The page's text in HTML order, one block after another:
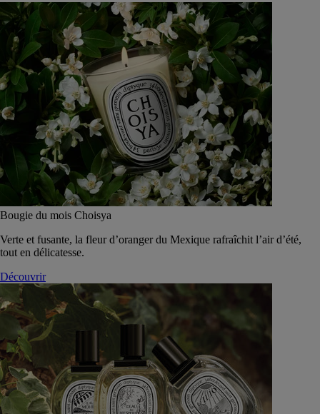
Bougie du mois Choisya
Verte et fusante, la fleur d’oranger du Mexique rafraîchit l’air d’été,
tout en délicatesse.
Découvrir